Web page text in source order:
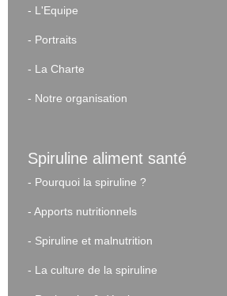
- L'Equipe
- Portraits
- La Charte
- Notre organisation
Spiruline aliment santé
- Pourquoi la spiruline ?
- Apports nutritionnels
- Spiruline et malnutrition
- La culture de la spiruline